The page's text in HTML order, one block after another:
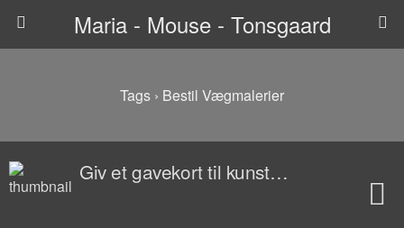
Maria - Mouse - Tonsgaard
Tags › Bestil Vægmalerier
Giv et gavekort til kunst…